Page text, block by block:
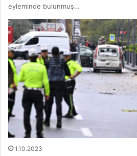
eyleminde bulunmuş…
1.10.2023